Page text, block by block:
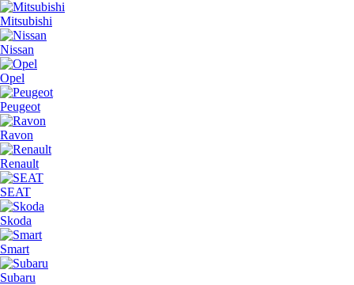
Mitsubishi
Nissan
Opel
Peugeot
Ravon
Renault
SEAT
Skoda
Smart
Subaru